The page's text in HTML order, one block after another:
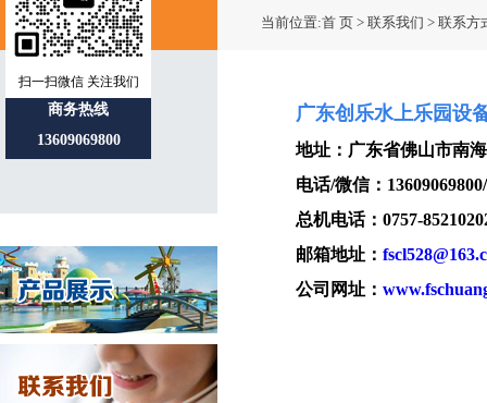
联系方式 当前位置:首 页 > 联系我们 > 联系方
广东创乐水上乐园设
地址：广东省佛山市南
电话/微信：
总机电话：0757-
邮箱地址：
公司网址：
扫一扫微信 关注我们
商务热线
13609069800